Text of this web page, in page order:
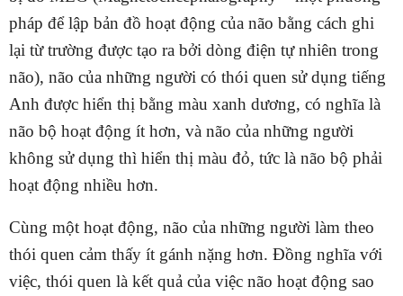
pháp để lập bản đồ hoạt động của não bằng cách ghi
lại từ trường được tạo ra bởi dòng điện tự nhiên trong
não), não của những người có thói quen sử dụng tiếng
Anh được hiển thị bằng màu xanh dương, có nghĩa là
não bộ hoạt động ít hơn, và não của những người
không sử dụng thì hiển thị màu đỏ, tức là não bộ phải
hoạt động nhiều hơn.
Cùng một hoạt động, não của những người làm theo
thói quen cảm thấy ít gánh nặng hơn. Đồng nghĩa với
việc, thói quen là kết quả của việc não hoạt động sao